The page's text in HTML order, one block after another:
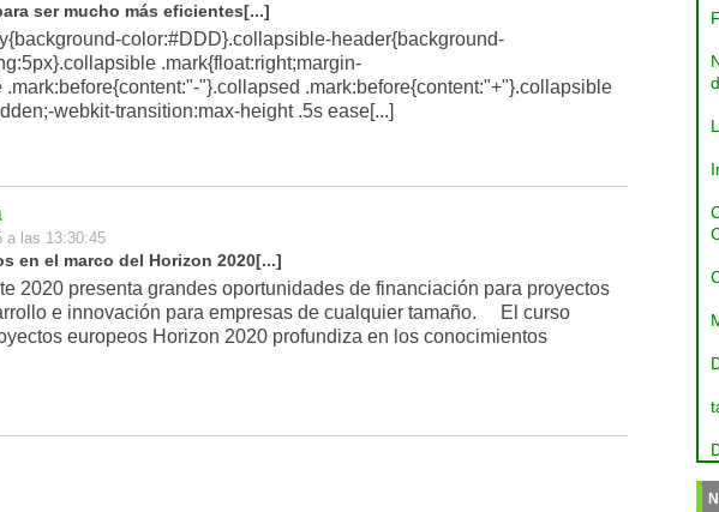
ser mucho más eficientes[...]
color:#DDD}.collapsible-header{background-
.mark{float:right;margin-
"}.collapsed .mark:before{content:"+"}.collapsible
webkit-transition:max-height .5s ease[...]
a las 13:30:45
en el marco del Horizon 2020[...]
2020 presenta grandes oportunidades de financiación para proyectos
e innovación para empresas de cualquier tamaño. El curso
europeos Horizon 2020 profundiza en los conocimientos